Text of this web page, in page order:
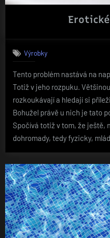
Výrobky
Tento problém nastává na
Totiž v jeho rozpuku.
rozkoukávají a hledají si
Bohužel právě u nich je tato
Spočívá totiž v tom, že ještě,
dohromady, tedy fyzicky,